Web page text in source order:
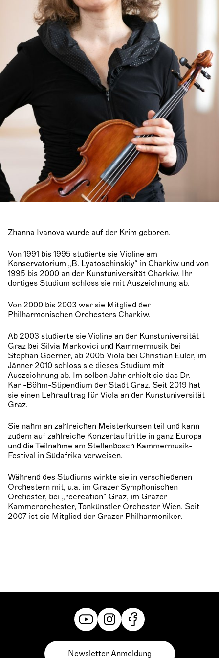
Zhanna Ivanova wurde auf der Krim geboren.
Von 1991 bis 1995 studierte sie Violine am
Konservatorium „B. Lyatoschinskiy“ in Charkiw und von
1995 bis 2000 an der Kunstuniversität Charkiw. Ihr
dortiges Studium schloss sie mit Auszeichnung ab.
Von 2000 bis 2003 war sie Mitglied der
Philharmonischen Orchesters Charkiw.
Ab 2003 studierte sie Violine an der Kunstuniversität
Graz bei Silvia Markovici und Kammermusik bei
Stephan Goerner, ab 2005 Viola bei Christian Euler, im
Jänner 2010 schloss sie dieses Studium mit
Auszeichnung ab. Im selben Jahr erhielt sie das Dr.-
Karl-Böhm-Stipendium der Stadt Graz. Seit 2019 hat
sie einen Lehrauftrag für Viola an der Kunstuniversität
Graz.
Sie nahm an zahlreichen Meisterkursen teil und kann
zudem auf zahlreiche Konzertauftritte in ganz Europa
und die Teilnahme am Stellenbosch Kammermusik-
Festival in Südafrika verweisen.
Während des Studiums wirkte sie in verschiedenen
Orchestern mit, u.a. im Grazer Symphonischen
Orchester, bei „recreation“ Graz, im Grazer
Kammerorchester, Tonkünstler Orchester Wien. Seit
2007 ist sie Mitglied der Grazer Philharmoniker.
Newsletter Anmeldung